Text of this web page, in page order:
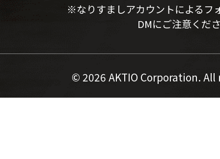
※なりすましアカウントによるフ
DMにご注意くだ
© 2026 AKTIO Corporation.